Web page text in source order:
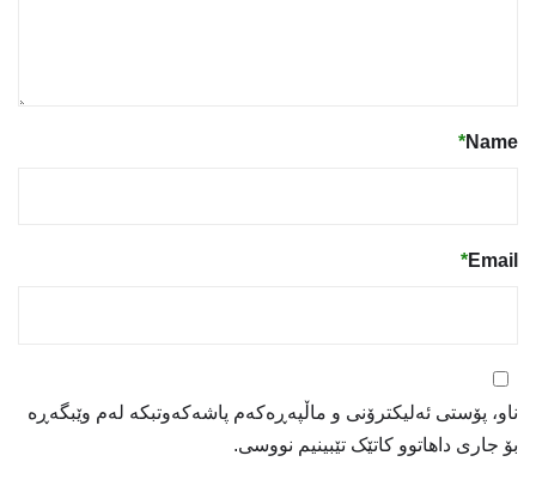
Name
*
Email
*
ناو، پۆستی ئەلیکترۆنی و ماڵپەڕەکەم پاشەکەوتبکە لەم وێبگەڕە
بۆ جاری داهاتوو کاتێک تێبینیم نووسی.